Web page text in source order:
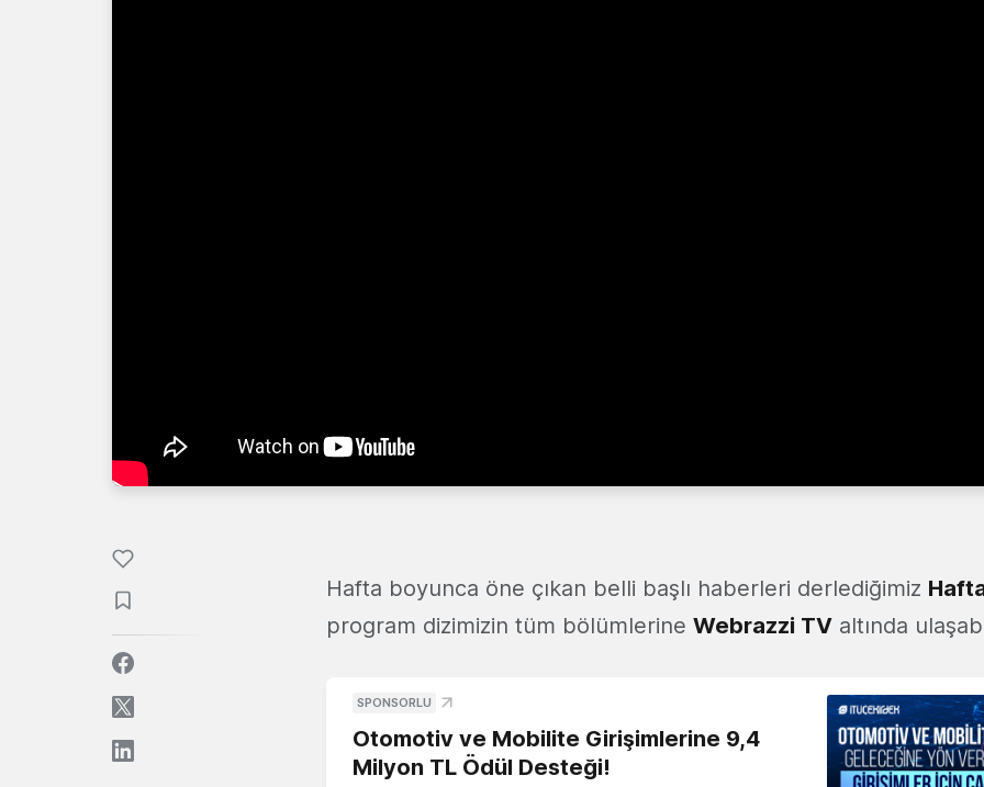
Hafta boyunca öne çıkan belli başlı haberleri derlediğimiz
program dizimizin tüm bölümlerine Webrazzi TV altında
SPONSORLU
Otomotiv ve Mobilite Girişimlerine 9,4
Milyon TL Ödül Desteği!